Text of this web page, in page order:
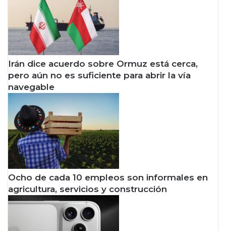
Irán dice acuerdo sobre Ormuz está cerca,
pero aún no es suficiente para abrir la vía
navegable
Ocho de cada 10 empleos son informales en
agricultura, servicios y construcción